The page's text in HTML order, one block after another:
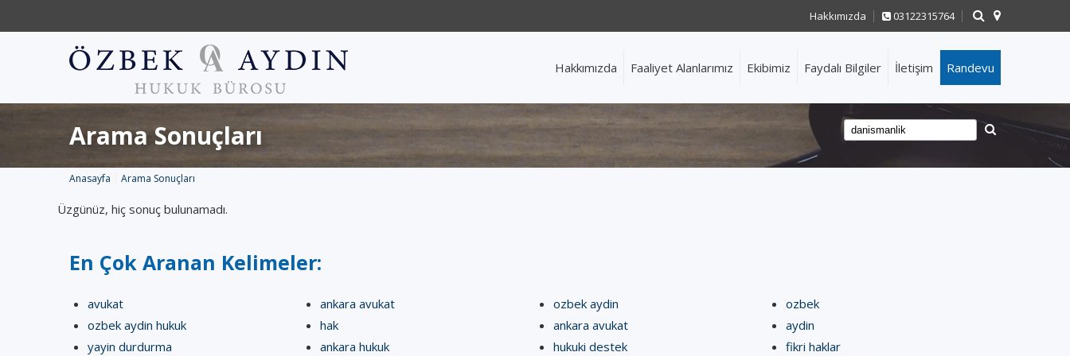
Hakkımızda 03122315764
Hakkımızda Faaliyet Alanlarımız Ekibimiz Faydalı Bilgiler İletişim Randevu
Arama Sonuçları
Anasayfa Arama Sonuçları
Üzgünüz, hiç sonuç bulunamadı.
En Çok Aranan Kelimeler:
avukat ankara avukat ozbek aydin
ozbek
ozbek aydin hukuk
hak ankara avukat
aydin
yayin durdurma
ankara hukuk hukuki destek
fikri haklar